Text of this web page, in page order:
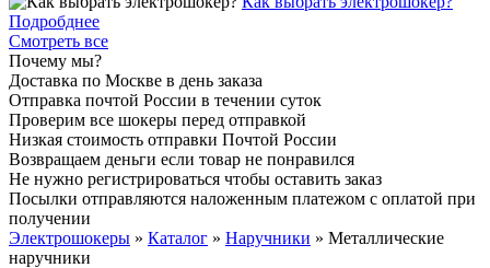
Подробднее
Смотреть все
Почему мы?
Доставка по Москве в день заказа
Отправка почтой России в течении суток
Проверим все шокеры перед отправкой
Низкая стоимость отправки Почтой России
Возвращаем деньги если товар не понравился
Не нужно регистрироваться чтобы оставить заказ
Посылки отправляются наложенным платежом с оплатой при
получении
Электрошокеры » Каталог » Наручники » Металлические
наручники